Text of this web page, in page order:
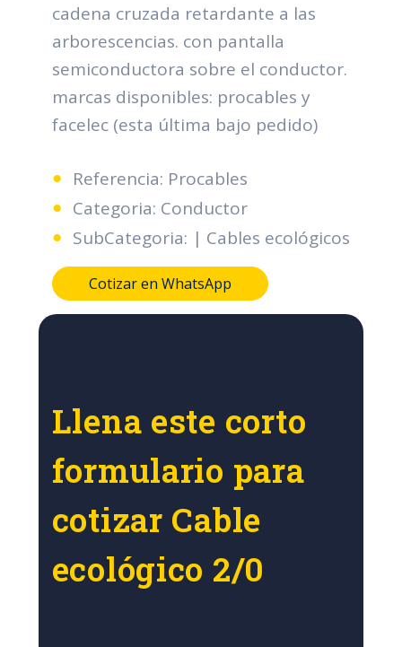
cadena cruzada retardante a las
arborescencias. con pantalla
semiconductora sobre el conductor.
marcas disponibles: procables y
facelec (esta última bajo pedido)
Referencia: Procables
Categoria: Conductor
SubCategoria: | Cables ecológicos
Cotizar en WhatsApp
Llena este corto
formulario para
cotizar Cable
ecológico 2/0